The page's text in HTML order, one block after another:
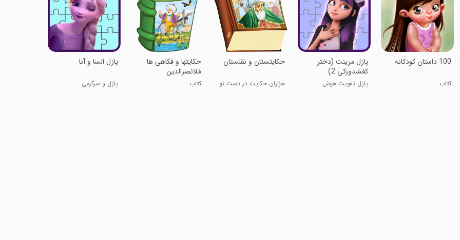
100 داستان کودکانه
کتاب
پازل مرینت (دختر
کفشدوزکی 2)
پازل تقویت هوش
حکایتستان و نقلستان
هزاران حکایت در دست تو
حکایتها و فکاهی ها
مُلانصرالدین
کتاب
پازل السا و آنا
پازل و سرگرمی